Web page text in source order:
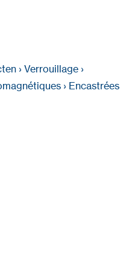
› Verrouillage ›
› Encastrées